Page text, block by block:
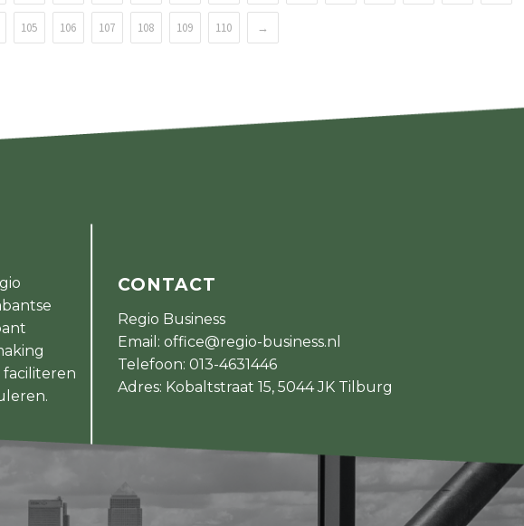
105 106 107 108 109 110 →
faciliteren
CONTACT
Regio Business
Email: office@regio-business.nl
Telefoon: 013-4631446
Adres: Kobaltstraat 15, 5044 JK Tilburg